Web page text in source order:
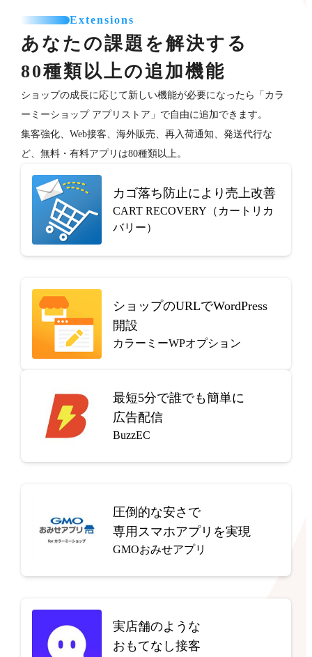
Extensions
あなたの課題を解決する
80種類以上の追加機能
ショップの成長に応じて新しい機能が必要になったら「カラ
ーミーショップ アプリストア」で自由に追加できます。
集客強化、Web接客、海外販売、再入荷通知、発送代行な
ど、無料・有料アプリは80種類以上。
カゴ落ち防止により売上改善
CART RECOVERY（カートリカ
バリー）
ショップのURLでWordPress
開設
カラーミーWPオプション
最短5分で誰でも簡単に
広告配信
BuzzEC
圧倒的な安さで
専用スマホアプリを実現
GMOおみせアプリ
実店舗のような
おもてなし接客